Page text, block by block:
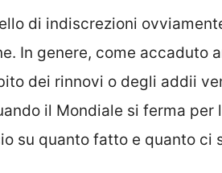
di indiscrezioni
In genere, come accaduto
dei rinnovi o degli addii
il Mondiale si ferma per
su quanto fatto e quanto ci